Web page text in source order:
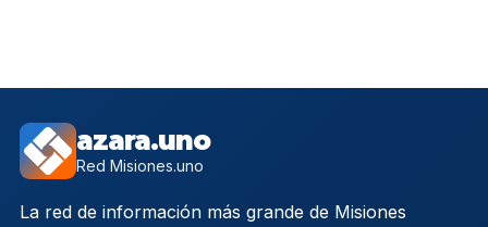
azara.uno
Red Misiones.uno
La red de información más grande de Misiones